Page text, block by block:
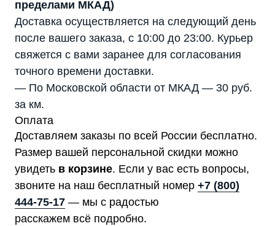
пределами МКАД)
Доставка осуществляется на следующий день
после вашего заказа, с 10:00 до 23:00. Курьер
свяжется с вами заранее для согласования
точного времени доставки.
— По Московской области от МКАД — 30 руб.
за км.
Оплата
Доставляем заказы по всей России бесплатно.
Размер вашей персональной скидки можно
увидеть в корзине. Если у вас есть вопросы,
звоните на наш бесплатный номер +7 (800)
444-75-17 — мы с радостью
расскажем всё подробно.
Каталог
Однофазные стабилизаторы
Трехфазные стабилизаторы
Стабилизаторы три фазы в одну
Стабилизаторы для котлов Серия Термо
(Т)
Стабилизаторы инверторные ИнСтаб
Стабилизаторы серии R
Стабилизаторы в стойку Rack 19
Стабилизаторы настенные
Источники бесперебойного питания
Однофазные ИБП
ИБП постоянного тока